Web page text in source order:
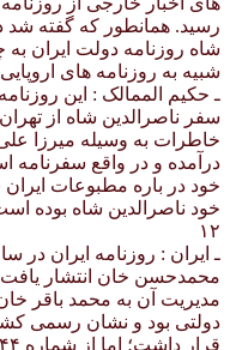
شاه روزنامه دولت ایران به
شبیه به روزنامه های
ـ حکیم الممالک : این
خاطرات به وسیله میرزا
درآمده و در واقع سفرنامه
خود در باره مطبوعات
خود ناصرالدین شاه بوده
۱۲
محمدحسن خان انتشار
مدیریت آن به محمد باقر
دولتی بود و نشان رسمی